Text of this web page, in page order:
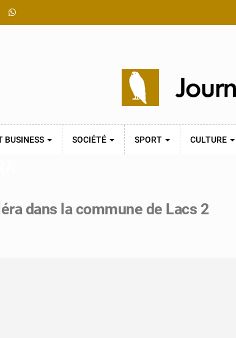
BUSINESS SOCIÉTÉ SPORT CULTURE
dans la commune de Lacs 2